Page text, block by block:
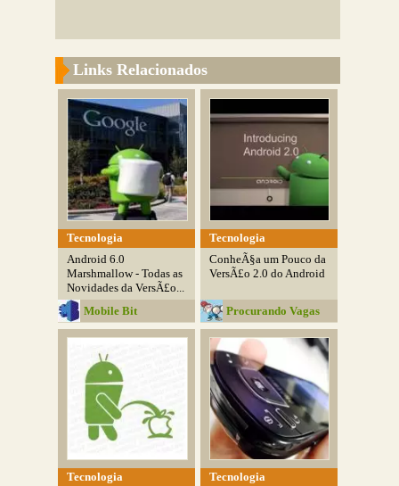
Links Relacionados
Tecnologia
Android 6.0
Marshmallow - Todas as
Novidades da VersÃ£o...
Mobile Bit
Tecnologia
ConheÃ§a um Pouco da
VersÃ£o 2.0 do Android
Procurando Vagas
Tecnologia
Tecnologia